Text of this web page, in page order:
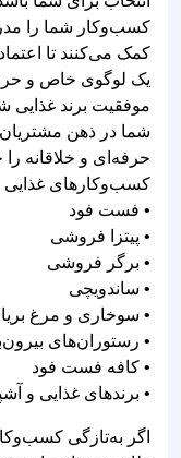
باعث شود برند شما
رقابتی امروز،
فود دیگر یک
جذب مشتری
اگر به دنبال یک
فست فود یا
فست فود بهترین
به طراحی از صفر،
غذایی خود داشته
آموزش ساخت
نمایشگر
ویدیو